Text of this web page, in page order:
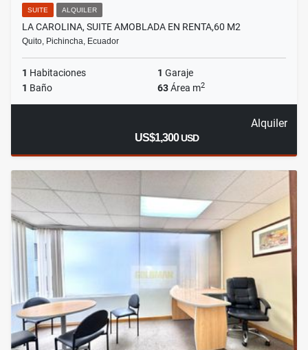
SUITE ALQUILER
LA CAROLINA, SUITE AMOBLADA EN RENTA,60 M2
Quito, Pichincha, Ecuador
1 Habitaciones 1 Garaje
1 Baño 63Área m2
Alquiler
US$1,300USD